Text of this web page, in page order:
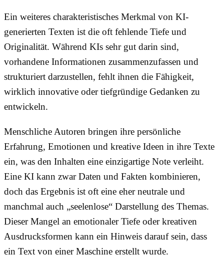
Ein weiteres charakteristisches Merkmal von KI-
generierten Texten ist die oft fehlende Tiefe und
Originalität. Während KIs sehr gut darin sind,
vorhandene Informationen zusammenzufassen und
strukturiert darzustellen, fehlt ihnen die Fähigkeit,
wirklich innovative oder tiefgründige Gedanken zu
entwickeln.
Menschliche Autoren bringen ihre persönliche
Erfahrung, Emotionen und kreative Ideen in ihre Texte
ein, was den Inhalten eine einzigartige Note verleiht.
Eine KI kann zwar Daten und Fakten kombinieren,
doch das Ergebnis ist oft eine eher neutrale und
manchmal auch „seelenlose“ Darstellung des Themas.
Dieser Mangel an emotionaler Tiefe oder kreativen
Ausdrucksformen kann ein Hinweis darauf sein, dass
ein Text von einer Maschine erstellt wurde.